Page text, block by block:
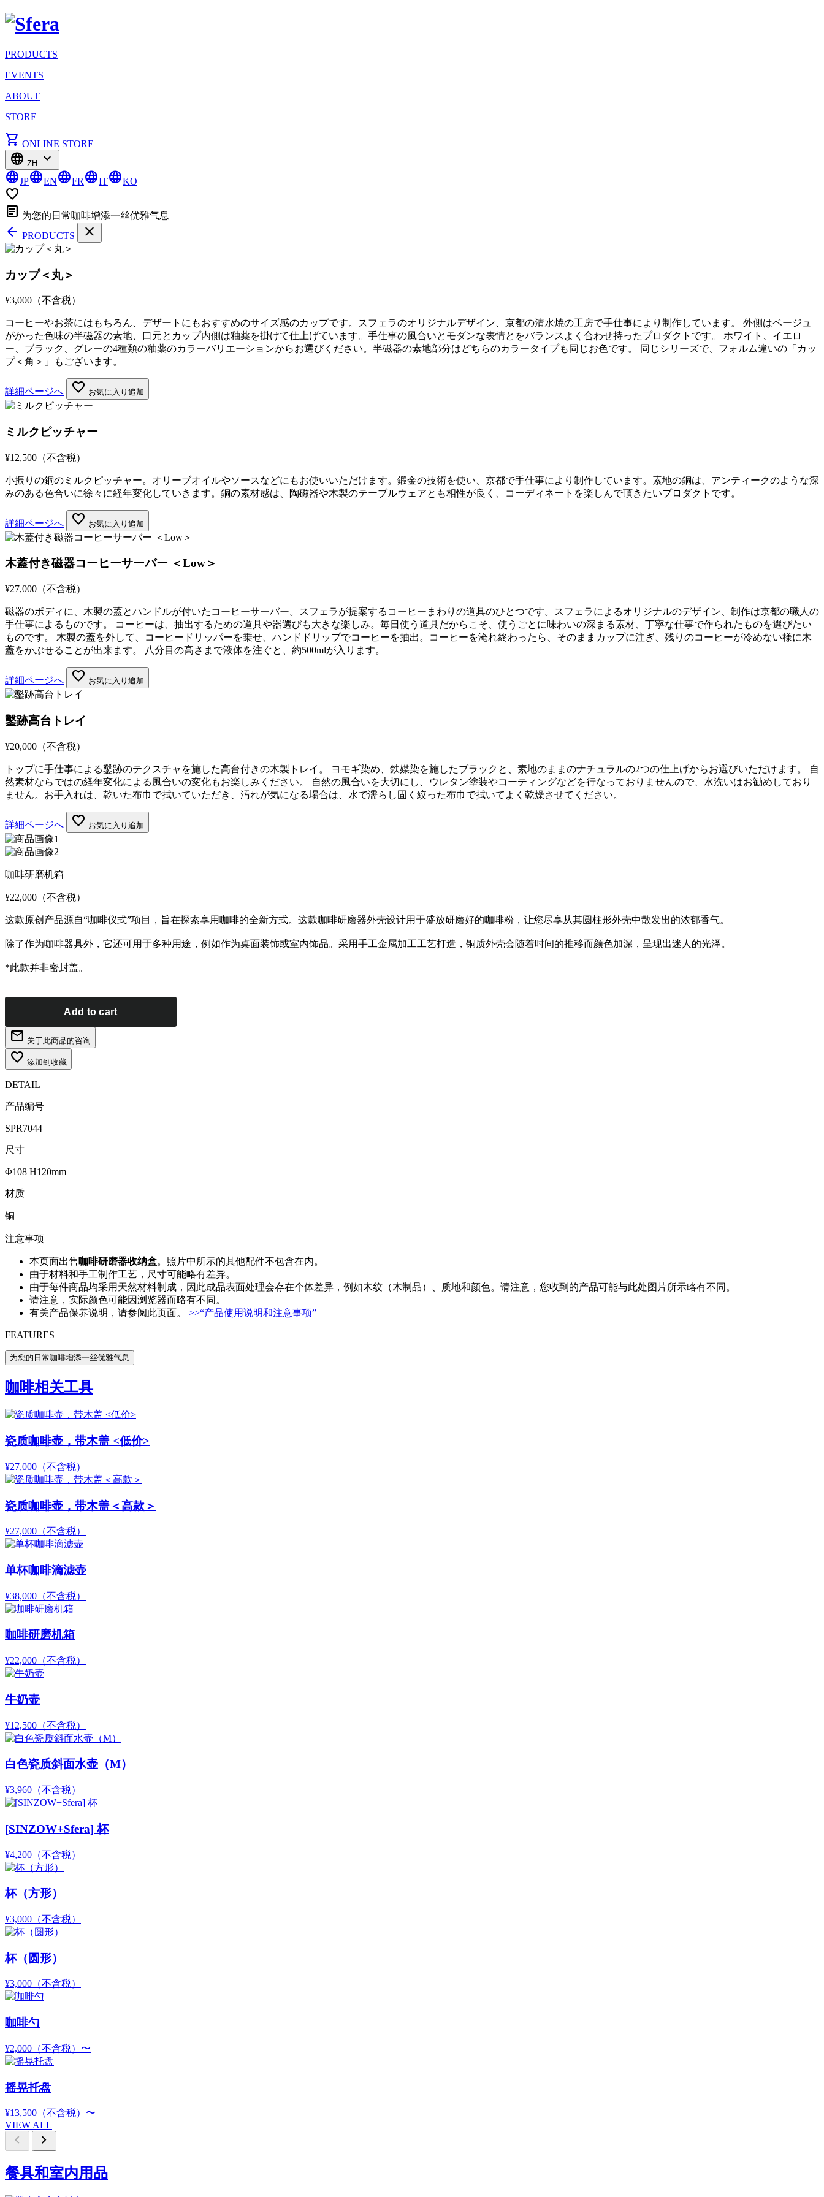
PRODUCTS
EVENTS
ABOUT
STORE
shopping_cart ONLINE STORE
language ZH
expand_more
languageJPlanguageENlanguageFR languageITlanguageKO
favorite_border
article 为您的日常咖啡增添一丝优雅气息
arrow_back PRODUCTS close
カップ＜丸＞
¥3,000 （不含税）
コーヒーやお茶にはもちろん、デザートにもおすすめのサイズ感のカップです。スフェラのオリジナルデザイン、京都の清水焼の工房で手仕事により制作しています。 外側はベージュ
がかった色味の半磁器の素地、口元とカップ内側は釉薬を掛けて仕上げています。手仕事の風合いとモダンな表情とをバランスよく合わせ持ったプロダクトです。 ホワイト、イエロ
ー、ブラック、グレーの4種類の釉薬のカラーバリエーションからお選びください。半磁器の素地部分はどちらのカラータイプも同じお色です。 同じシリーズで、フォルム違いの「カッ
プ＜角＞」もございます。
詳細ページへ favorite お気に入り追加
ミルクピッチャー
¥12,500 （不含税）
小振りの銅のミルクピッチャー。オリーブオイルやソースなどにもお使いいただけます。鍛金の技術を使い、京都で手仕事により制作しています。素地の銅は、アンティークのような深
みのある色合いに徐々に経年変化していきます。銅の素材感は、陶磁器や木製のテーブルウェアとも相性が良く、コーディネートを楽しんで頂きたいプロダクトです。
詳細ページへ favorite お気に入り追加
木蓋付き磁器コーヒーサーバー ＜Low＞
¥27,000 （不含税）
磁器のボディに、木製の蓋とハンドルが付いたコーヒーサーバー。スフェラが提案するコーヒーまわりの道具のひとつです。スフェラによるオリジナルのデザイン、制作は京都の職人の
手仕事によるものです。 コーヒーは、抽出するための道具や器選びも大きな楽しみ。毎日使う道具だからこそ、使うごとに味わいの深まる素材、丁寧な仕事で作られたものを選びたい
ものです。 木製の蓋を外して、コーヒードリッパーを乗せ、ハンドドリップでコーヒーを抽出。コーヒーを淹れ終わったら、そのままカップに注ぎ、残りのコーヒーが冷めない様に木
蓋をかぶせることが出来ます。 八分目の高さまで液体を注ぐと、約500mlが入ります。
詳細ページへ favorite お気に入り追加
鑿跡高台トレイ
¥20,000 （不含税）
トップに手仕事による鑿跡のテクスチャを施した高台付きの木製トレイ。 ヨモギ染め、鉄媒染を施したブラックと、素地のままのナチュラルの2つの仕上げからお選びいただけます。 自
然素材ならではの経年変化による風合いの変化もお楽しみください。 自然の風合いを大切にし、ウレタン塗装やコーティングなどを行なっておりませんので、水洗いはお勧めしており
ません。お手入れは、乾いた布巾で拭いていただき、汚れが気になる場合は、水で濡らし固く絞った布巾で拭いてよく乾燥させてください。
詳細ページへ favorite お気に入り追加
咖啡研磨机箱
¥22,000 （不含税）
这款原创产品源自“咖啡仪式”项目，旨在探索享用咖啡的全新方式。这款咖啡研磨器外壳设计用于盛放研磨好的咖啡粉，让您尽享从其圆柱形外壳中散发出的浓郁香气。
除了作为咖啡器具外，它还可用于多种用途，例如作为桌面装饰或室内饰品。采用手工金属加工工艺打造，铜质外壳会随着时间的推移而颜色加深，呈现出迷人的光泽。
*此款并非密封盖。
mail 关于此商品的咨询
favorite_border 添加到收藏
DETAIL
产品编号
SPR7044
尺寸
Φ108 H120mm
材质
铜
注意事项
本页面出售 咖啡研磨器收纳盒。照片中所示的其他配件不包含在内。
由于材料和手工制作工艺，尺寸可能略有差异。
由于每件商品均采用天然材料制成，因此成品表面处理会存在个体差异，例如木纹（木制品）、质地和颜色。请注意，您收到的产品可能与此处图片所示略有不同。
请注意，实际颜色可能因浏览器而略有不同。
有关产品保养说明，请参阅此页面。 >>“产品使用说明和注意事项”
FEATURES
为您的日常咖啡增添一丝优雅气息
咖啡相关工具
瓷质咖啡壶，带木盖 <低价>
¥27,000 （不含税）
瓷质咖啡壶，带木盖＜高款＞
¥27,000 （不含税）
单杯咖啡滴滤壶
¥38,000 （不含税）
咖啡研磨机箱
¥22,000 （不含税）
牛奶壶
¥12,500 （不含税）
白色瓷质斜面水壶（M）
¥3,960 （不含税）
[SINZOW+Sfera] 杯
¥4,200 （不含税）
杯（方形）
¥3,000 （不含税）
杯（圆形）
¥3,000 （不含税）
咖啡勺
¥2,000 （不含税） 〜
摇晃托盘
¥13,500 （不含税） 〜
VIEW ALL
chevron_left chevron_right
餐具和室内用品